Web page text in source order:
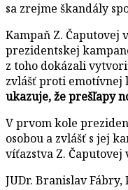
sa zrejme škandály
Kampaň Z. Čaputovej
prezidentskej
z toho dokázali
zvlášť proti emotívnej
ukazuje, že prešľapy
V prvom kole
osobou a zvlášť s jej
víťazstva Z.
JUDr. Branislav Fábry,